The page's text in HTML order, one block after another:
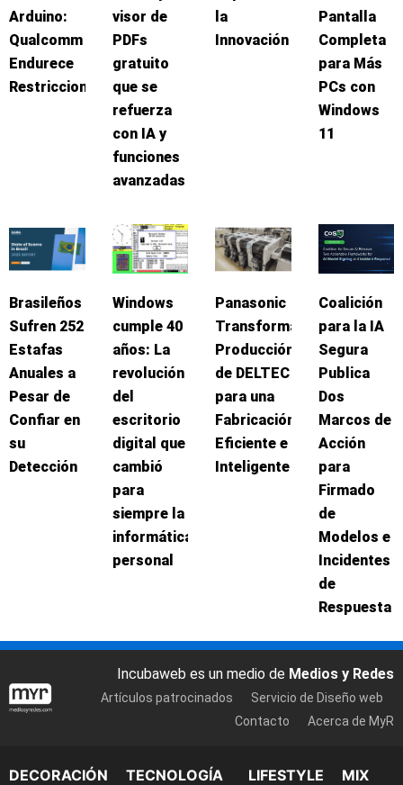
Arduino:
Qualcomm
Endurece
Restricciones
visor de
PDFs
gratuito
que se
refuerza
con IA y
funciones
avanzadas
la
Innovación
Pantalla
Completa
para Más
PCs con
Windows
11
Brasileños
Sufren 252
Estafas
Anuales a
Pesar de
Confiar en
su
Detección
Windows
cumple 40
años: La
revolución
del
escritorio
digital que
cambió
para
siempre la
informática
personal
Panasonic
Transforma
Producción
de DELTEC
para una
Fabricación
Eficiente e
Inteligente
Coalición
para la IA
Segura
Publica
Dos
Marcos de
Acción
para
Firmado
de
Modelos e
Incidentes
de
Respuesta
Incubaweb es un medio de Medios y Redes
Artículos patrocinados
Servicio de Diseño web
Contacto
Acerca de MyR
DECORACIÓN TECNOLOGÍA LIFESTYLE MIX